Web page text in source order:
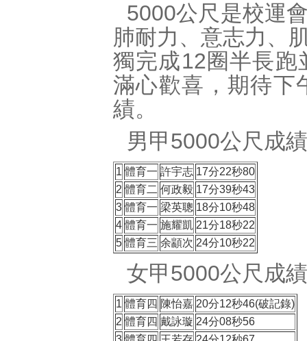
5000公尺是校運
肺耐力、意志力、
獨完成12圈半長跑
滿心歡喜，期待下
績。
男甲5000公尺成績
1 體育一 許宇志 17分22秒80
2 體育二 何政毅 17分39秒43
3 體育一 梁英聰 18分10秒48
4 體育一 施耀凱 21分18秒22
5 體育三 余顓次 24分10秒22
女甲5000公尺成績
1 體育四 陳怡嘉 20分12秒46(破記錄)
2 體育四 戴詠璇 24分08秒56